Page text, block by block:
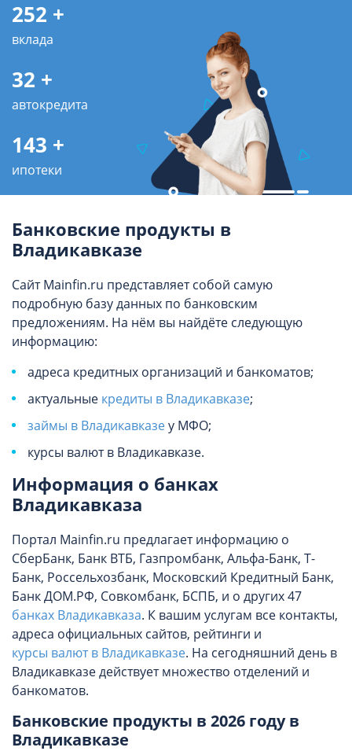
252 +
вклада
32 +
автокредита
143 +
ипотеки
Банковские продукты в
Владикавказе
Сайт Mainfin.ru представляет собой самую
подробную базу данных по банковским
предложениям. На нём вы найдёте следующую
информацию:
адреса кредитных организаций и банкоматов;
актуальные кредиты в Владикавказе;
займы в Владикавказеу МФО;
курсы валют в Владикавказе.
Информация о банках
Владикавказа
Портал Mainfin.ru предлагает информацию о
СберБанк, Банк ВТБ, Газпромбанк, Альфа-Банк, Т-
Банк, Россельхозбанк, Московский Кредитный Банк,
Банк ДОМ.РФ, Совкомбанк, БСПБ, и о других 47
банках Владикавказа. К вашим услугам все контакты,
адреса официальных сайтов, рейтинги и
курсы валют в Владикавказе. На сегодняшний день в
Владикавказе действует множество отделений и
банкоматов.
Банковские продукты в 2026 году в
Владикавказе